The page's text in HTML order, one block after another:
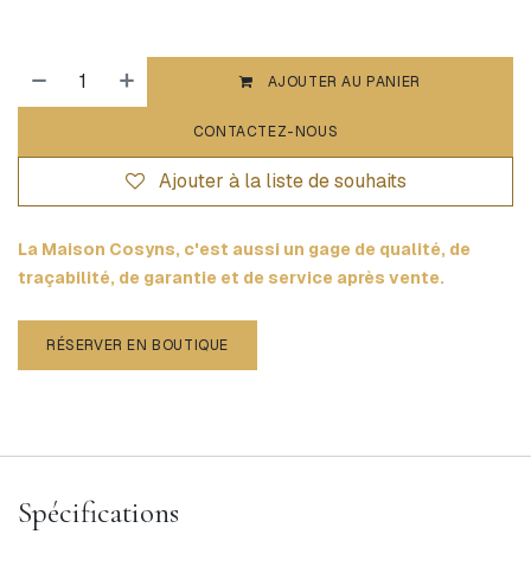
AJOUTER AU PANIER
CONTACTEZ-NOUS
Ajouter à la liste de souhaits
La Maison Cosyns, c'est aussi un gage de qualité, de
traçabilité, de garantie et de service après vente.
RÉSERVER EN BOUTIQUE
Spécifications